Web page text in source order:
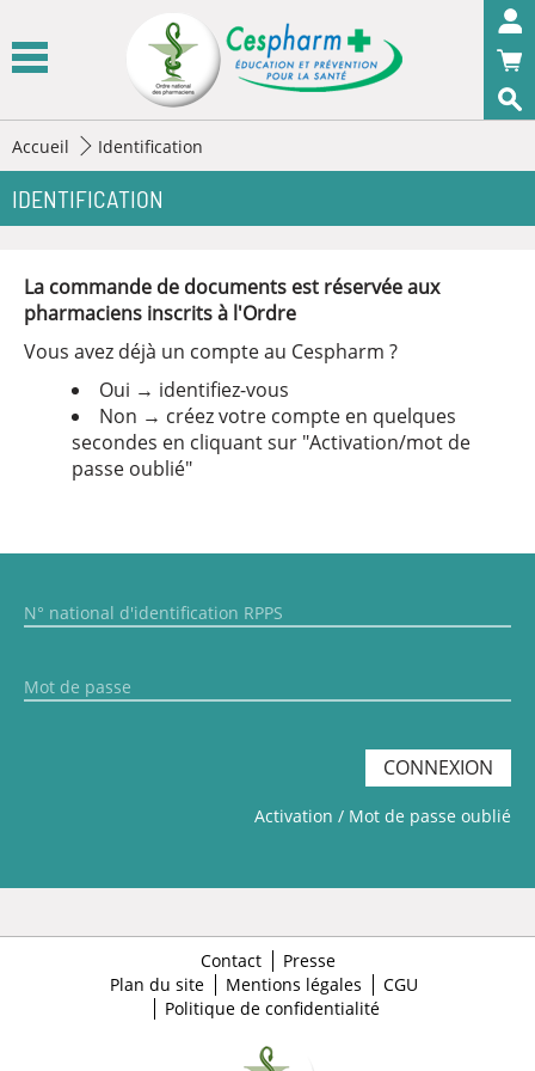
Accueil Identification
IDENTIFICATION
La commande de documents est réservée aux
pharmaciens inscrits à l'Ordre
Vous avez déjà un compte au Cespharm ?
Oui → identifiez-vous
Non → créez votre compte en quelques
secondes en cliquant sur "Activation/mot de
passe oublié"
CONNEXION
Activation / Mot de passe oublié
Contact
Presse
Plan du site
Mentions légales
CGU
Politique de confidentialité